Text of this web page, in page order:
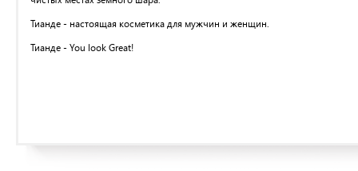
Тианде - настоящая косметика для мужчин и женщин.
Тианде - You look Great!